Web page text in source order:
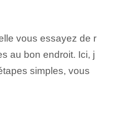
vous essayez de r
au bon endroit. Ici, j
simples⁣, vous